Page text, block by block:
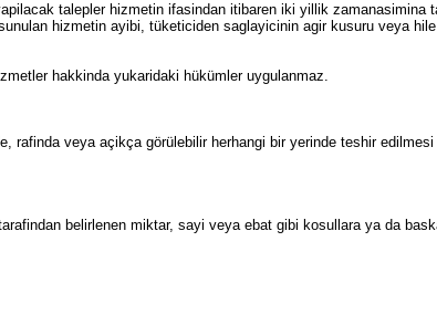
talepler hizmetin ifasindan itibaren iki yillik zamanasimina
hizmetin ayibi, tüketiciden saglayicinin agir kusuru veya
hakkinda yukaridaki hükümler uygulanmaz.
rafinda veya açikça görülebilir herhangi bir yerinde teshir
belirlenen miktar, sayi veya ebat gibi kosullara ya da